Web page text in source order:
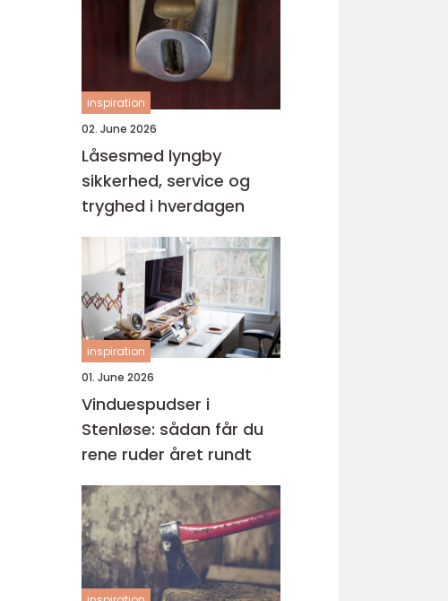
inspiration
02. June 2026
Låsesmed lyngby
sikkerhed, service og
tryghed i hverdagen
inspiration
01. June 2026
Vinduespudser i
Stenløse: sådan får du
rene ruder året rundt